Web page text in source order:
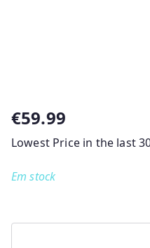
€59.99
Lowest Price in the last
Em stock